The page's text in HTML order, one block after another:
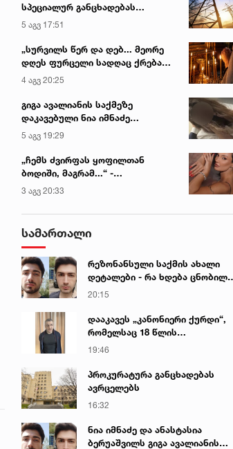
სპეციალურ განცხადებას
ავრცელებს
5 აგვ 17:51
„სურვილს წერ და დებ... მეორე
დღეს ფურცელი სადღაც ქრება
და სურვილი სრულდება...“ -
სასწაულმოქმედი ტაძარი შიდა
ქართლში
4 აგვ 20:25
გიგა ავალიანის საქმეზე
დაკავებული ნია იმნაძე
კლინიკაში გადაჰყავთ
5 აგვ 19:29
„ჩემს ძვირფას ყოფილთან
ბოდიში, მაგრამ...“ -
ალექსანდრა პაიჭაძის
გულწრფელი აღიარება
3 აგვ 20:33
სამართალი
რეზონანსული საქმის ახალი
დეტალები - რა ხდება ცნობილი
გიგა ავალიანის მკვლელობაზე
20:15
დააკავეს „კანონიერი ქურდი“,
რომელსაც 18 წლის
განმავლობაში ეძებდნენ
19:46
პროკურატურა განცხადებას
ავრცელებს
16:32
ნია იმნაძე და ანასტასია
ბერუაშვილს გიგა ავალიანის